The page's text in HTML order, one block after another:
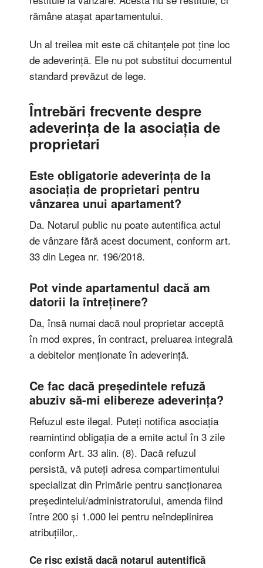
rămâne atașat apartamentului.
Un al treilea mit este că chitanțele pot ține loc
de adeverință. Ele nu pot substitui documentul
standard prevăzut de lege.
Întrebări frecvente despre
adeverința de la asociația de
proprietari
Este obligatorie adeverința de la
asociația de proprietari pentru
vânzarea unui apartament?
Da. Notarul public nu poate autentifica actul
de vânzare fără acest document, conform art.
33 din Legea nr. 196/2018.
Pot vinde apartamentul dacă am
datorii la întreținere?
Da, însă numai dacă noul proprietar acceptă
în mod expres, în contract, preluarea integrală
a debitelor menționate în adeverință.
Ce fac dacă președintele refuză
abuziv să-mi elibereze adeverința?
Refuzul este ilegal. Puteți notifica asociația
reamintind obligația de a emite actul în 3 zile
conform Art. 33 alin. (8). Dacă refuzul
persistă, vă puteți adresa compartimentului
specializat din Primărie pentru sancționarea
președintelui/administratorului, amenda fiind
între 200 și 1.000 lei pentru neîndeplinirea
atribuțiilor,.
Ce risc există dacă notarul autentifică